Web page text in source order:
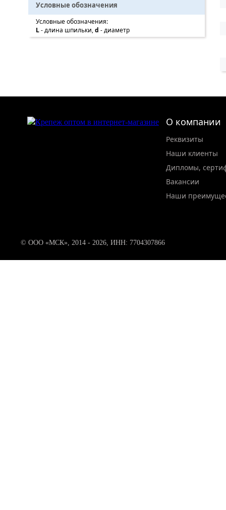
Условные обозначения
Условные обозначения:
L- длина шпильки,d - диаметр
О компании
Реквизиты
Наши клиенты
Дипломы,
Вакансии
Наши
© ООО «МСК», 2014 - 2026, ИНН: 7704307866